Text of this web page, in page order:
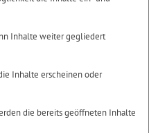
Inhalte weiter gegliedert
Inhalte erscheinen oder
die bereits geöffneten Inhalte